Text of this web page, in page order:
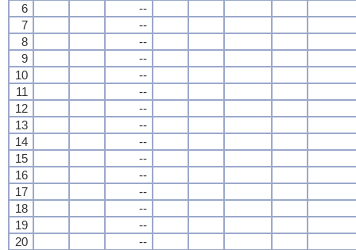
6
--
7
--
8
--
9
--
10
--
11
--
12
--
13
--
14
--
15
--
16
--
17
--
18
--
19
--
20
--